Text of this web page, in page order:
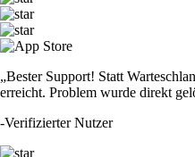
„Bester Support! Statt
erreicht. Problem wurde direkt
-Verifizierter Nutzer